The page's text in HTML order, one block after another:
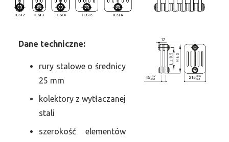
Dane techniczne:
rury stalowe o średnicy
25 mm
kolektory z wytłaczanej
stali
szerokość elementów